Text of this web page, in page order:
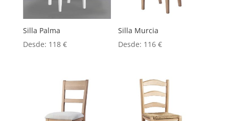
Silla Palma
Desde: 118 €
Silla Murcia
Desde: 116€